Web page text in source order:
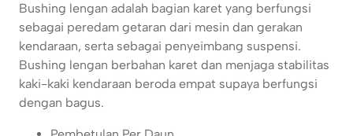
Bushing lengan adalah bagian karet yang berfungsi
sebagai peredam getaran dari mesin dan gerakan
kendaraan, serta sebagai penyeimbang suspensi.
Bushing lengan berbahan karet dan menjaga stabilitas
kaki-kaki kendaraan beroda empat supaya berfungsi
dengan bagus.